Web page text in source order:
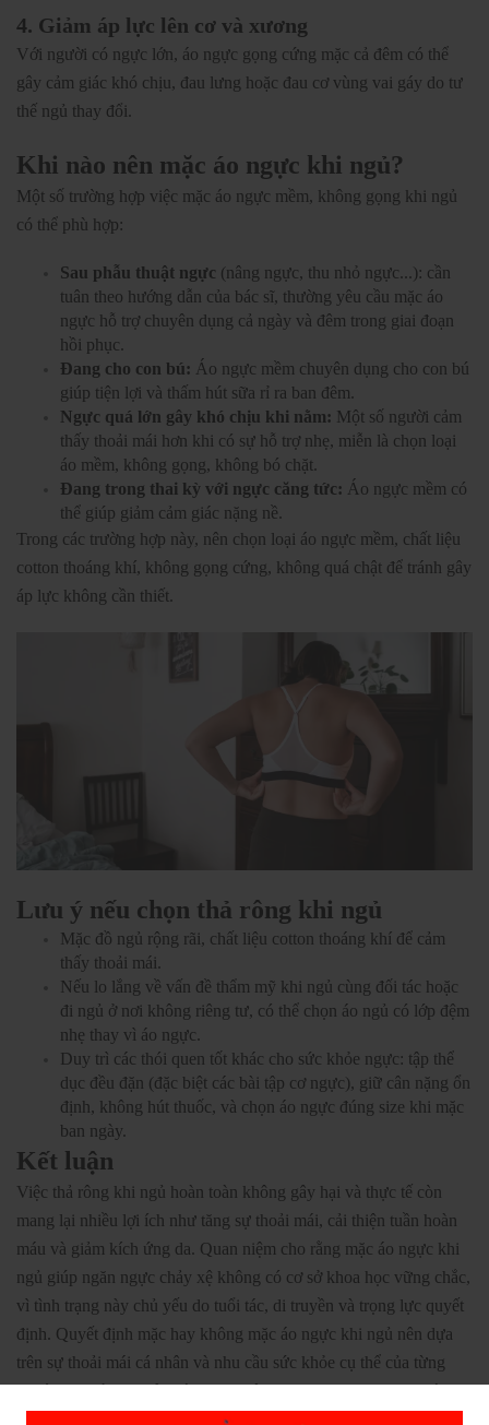
4. Giảm áp lực lên cơ và xương
Với người có ngực lớn, áo ngực gọng cứng mặc cả đêm có thể
gây cảm giác khó chịu, đau lưng hoặc đau cơ vùng vai gáy do tư
thế ngủ thay đổi.
Khi nào nên mặc áo ngực khi ngủ?
Một số trường hợp việc mặc áo ngực mềm, không gọng khi ngủ
có thể phù hợp:
Sau phẫu thuật ngực (nâng ngực, thu nhỏ ngực...): cần
tuân theo hướng dẫn của bác sĩ, thường yêu cầu mặc áo
ngực hỗ trợ chuyên dụng cả ngày và đêm trong giai đoạn
hồi phục.
Đang cho con bú: Áo ngực mềm chuyên dụng cho con bú
giúp tiện lợi và thấm hút sữa rỉ ra ban đêm.
Ngực quá lớn gây khó chịu khi nằm: Một số người cảm
thấy thoải mái hơn khi có sự hỗ trợ nhẹ, miễn là chọn loại
áo mềm, không gọng, không bó chặt.
Đang trong thai kỳ với ngực căng tức: Áo ngực mềm có
thể giúp giảm cảm giác nặng nề.
Trong các trường hợp này, nên chọn loại áo ngực mềm, chất liệu
cotton thoáng khí, không gọng cứng, không quá chật để tránh gây
áp lực không cần thiết.
Lưu ý nếu chọn thả rông khi ngủ
Mặc đồ ngủ rộng rãi, chất liệu cotton thoáng khí để cảm
thấy thoải mái.
Nếu lo lắng về vấn đề thẩm mỹ khi ngủ cùng đối tác hoặc
đi ngủ ở nơi không riêng tư, có thể chọn áo ngủ có lớp đệm
nhẹ thay vì áo ngực.
Duy trì các thói quen tốt khác cho sức khỏe ngực: tập thể
dục đều đặn (đặc biệt các bài tập cơ ngực), giữ cân nặng ổn
định, không hút thuốc, và chọn áo ngực đúng size khi mặc
ban ngày.
Kết luận
Việc thả rông khi ngủ hoàn toàn không gây hại và thực tế còn
mang lại nhiều lợi ích như tăng sự thoải mái, cải thiện tuần hoàn
máu và giảm kích ứng da. Quan niệm cho rằng mặc áo ngực khi
ngủ giúp ngăn ngực chảy xệ không có cơ sở khoa học vững chắc,
vì tình trạng này chủ yếu do tuổi tác, di truyền và trọng lực quyết
định. Quyết định mặc hay không mặc áo ngực khi ngủ nên dựa
trên sự thoải mái cá nhân và nhu cầu sức khỏe cụ thể của từng